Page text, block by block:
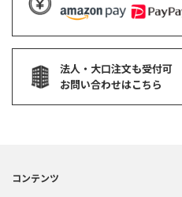
法人・大口注文も受付可
お問い合わせはこちら
コンテンツ